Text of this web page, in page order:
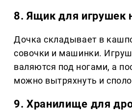
8. Ящик для игрушек
Дочка складывает в
совочки и машинки.
валяются под ногами, а
можно вытряхнуть и
9. Хранилище для